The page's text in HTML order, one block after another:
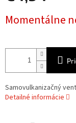
cena:
Momentálne
Samovulkanizačný
Detailné informácie